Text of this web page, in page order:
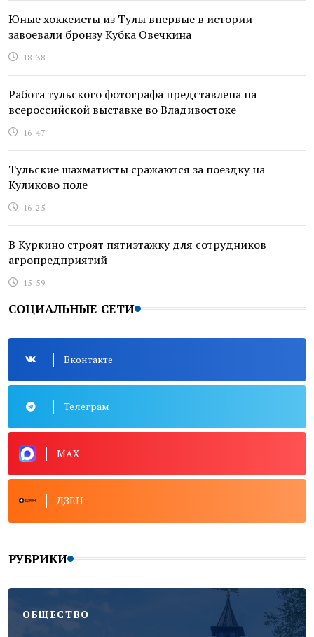
Юные хоккеисты из Тулы впервые в истории
завоевали бронзу Кубка Овечкина
18:38
Работа тульского фотографа представлена на
всероссийской выставке во Владивостоке
16:47
Тульские шахматисты сражаются за поездку на
Куликово поле
16:25
В Куркино строят пятиэтажку для сотрудников
агропредприятий
15:59
СОЦИАЛЬНЫЕ СЕТИ
Вконтакте
Телеграм
MAX
ДЗЕН
РУБРИКИ
ОБЩЕСТВО